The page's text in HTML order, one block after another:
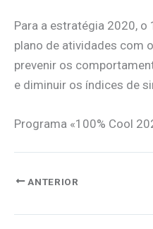
Para a estratégia 2020, o
plano de atividades com
prevenir os
e diminuir os índices de
Programa «100% Cool
ANTERIOR